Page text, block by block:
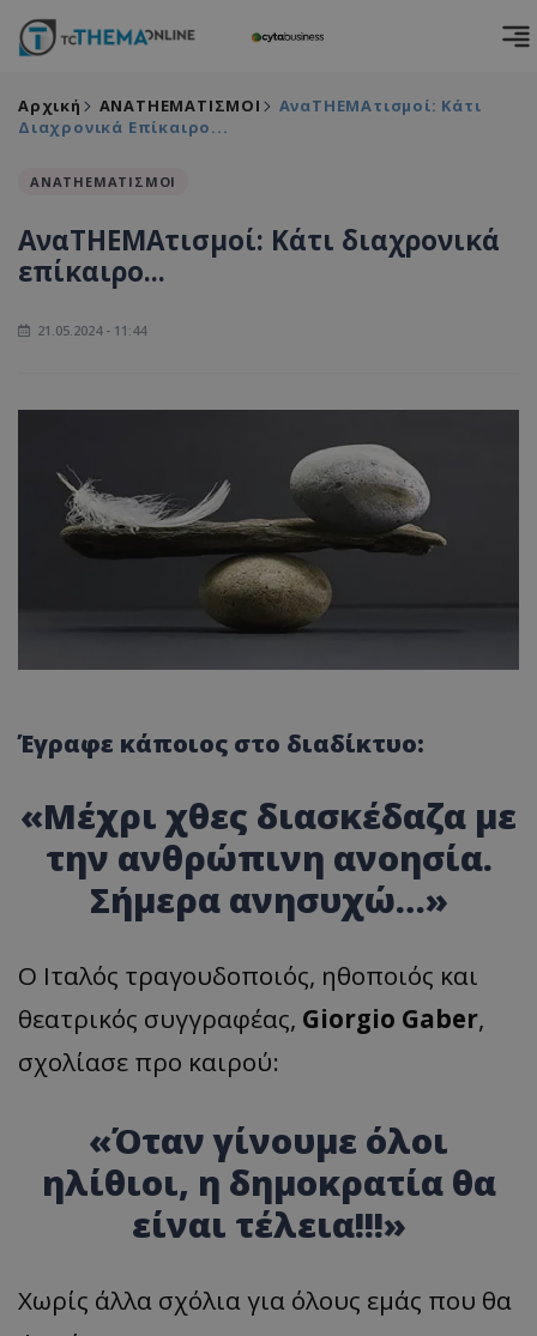
Αρχική ΑΝΑΤΗΕΜΑΤΙΣΜΟΙ
AναTHEMAτισμοί: Κάτι
Διαχρονικά Επίκαιρο...
ΑΝΑΤΗΕΜΑΤΙΣΜΟΙ
AναTHEMAτισμοί: Κάτι διαχρονικά
επίκαιρο...
21.05.2024 - 11:44
Έγραφε κάποιος στο διαδίκτυο:
«Μέχρι χθες διασκέδαζα με
την ανθρώπινη ανοησία.
Σήμερα ανησυχώ…»
Ο Ιταλός τραγουδοποιός, ηθοποιός και
θεατρικός συγγραφέας, Giorgio Gaber,
σχολίασε προ καιρού:
«Όταν γίνουμε όλοι
ηλίθιοι, η δημοκρατία θα
είναι τέλεια!!!»
Χωρίς άλλα σχόλια για όλους εμάς που θα